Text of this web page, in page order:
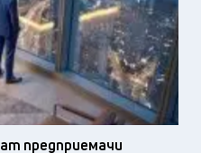
предприемачи